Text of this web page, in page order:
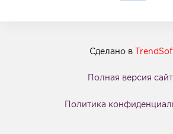
Сделано в
Полная версия
Политика